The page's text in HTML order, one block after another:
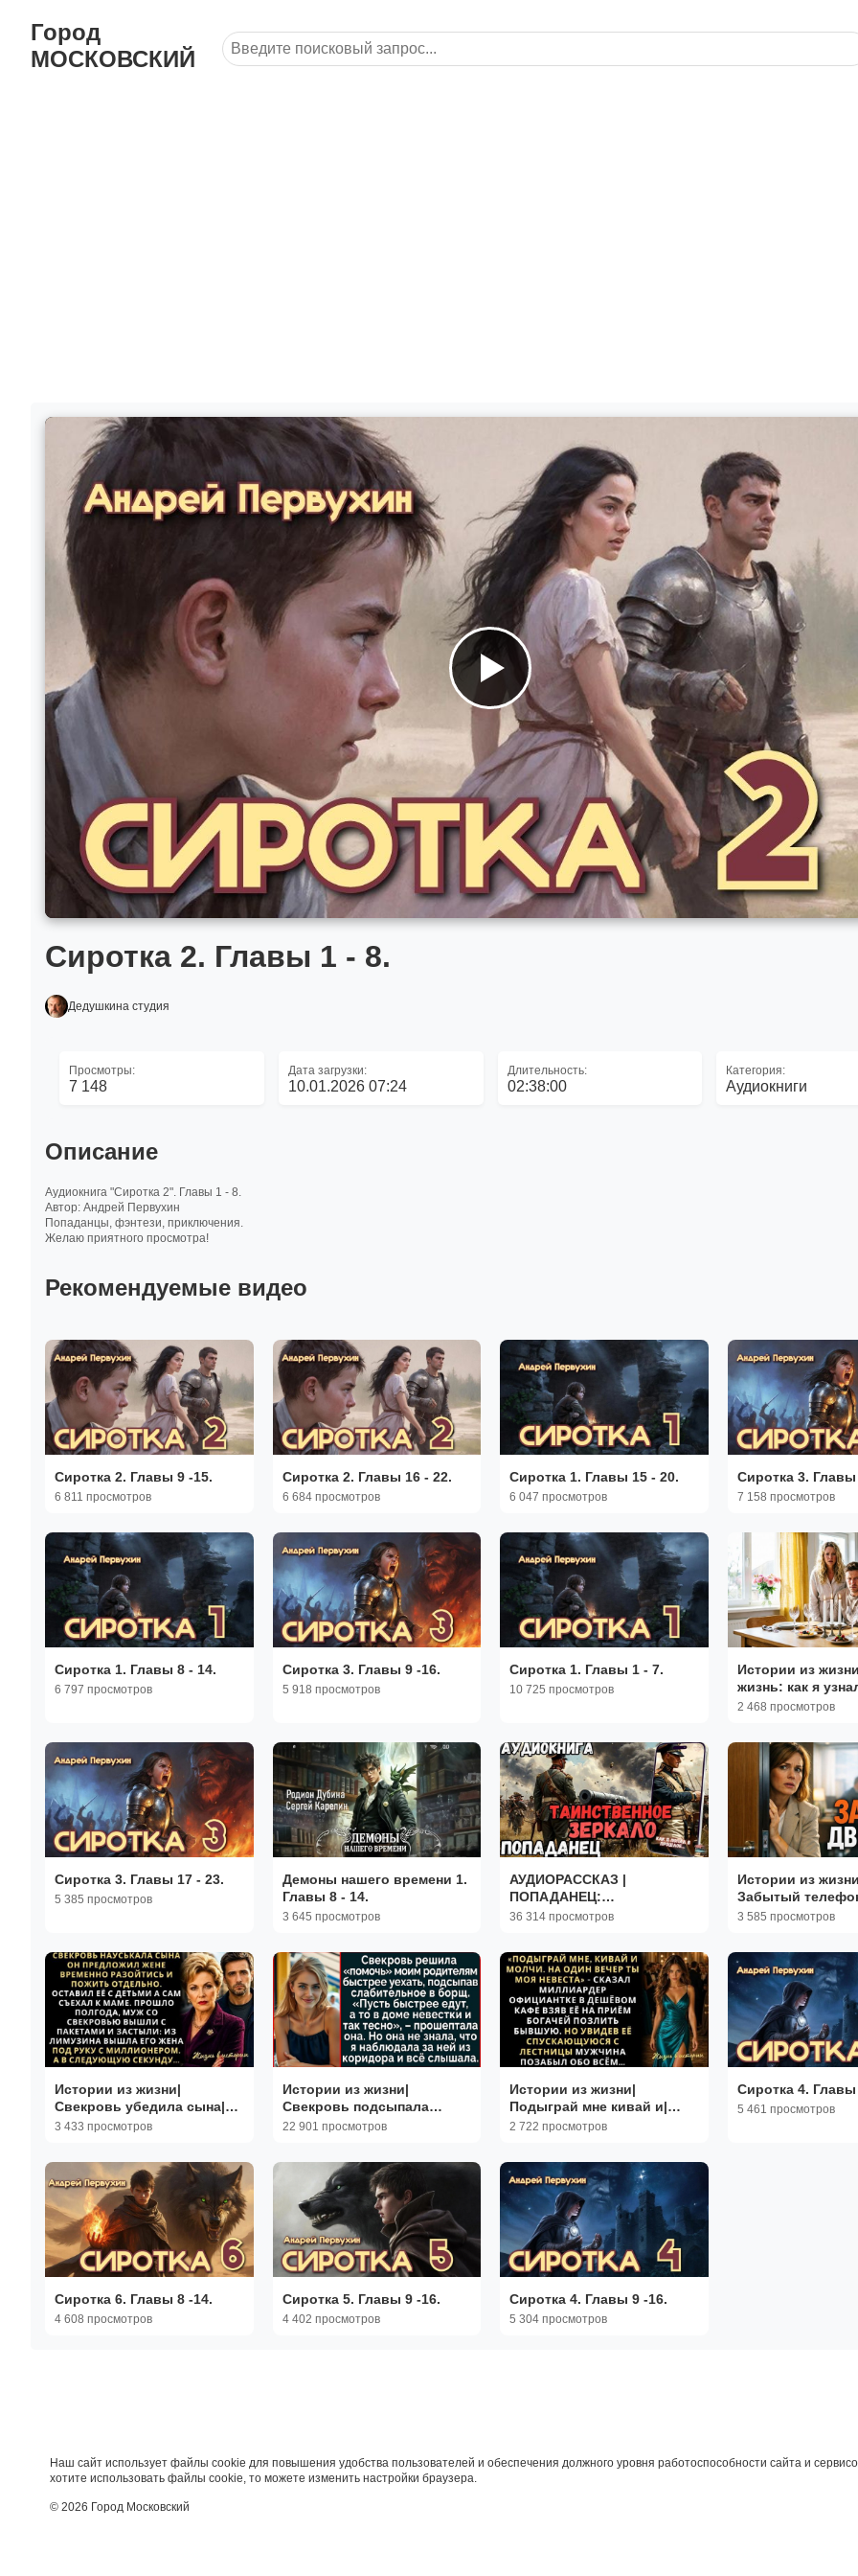
Город
МОСКОВСКИЙ
Сиротка 2. Главы 1 - 8.
Дедушкина студия
Просмотры:
7 148
Дата загрузки:
10.01.2026 07:24
Длительность:
02:38:00
Категория:
Аудиокниги
Описание
Аудиокнига "Сиротка 2". Главы 1 - 8.
Автор: Андрей Первухин
Попаданцы, фэнтези, приключения.
Желаю приятного просмотра!
Рекомендуемые видео
Сиротка 2. Главы 9 -15.
6 811 просмотров
Сиротка 2. Главы 16 - 22.
6 684 просмотров
Сиротка 1. Главы 15 - 20.
6 047 просмотров
Сиротка 3. Главы
7 158 просмотров
Сиротка 1. Главы 8 - 14.
6 797 просмотров
Сиротка 3. Главы 9 -16.
5 918 просмотров
Сиротка 1. Главы 1 - 7.
10 725 просмотров
Истории из
жизнь: как я
о муже |Аудио
2 468 просмотров
Сиротка 3. Главы 17 - 23.
5 385 просмотров
Демоны нашего времени 1.
Главы 8 - 14.
3 645 просмотров
АУДИОРАССКАЗ |
ПОПАДАНЕЦ:
ТАИНСТВЕННОЕ ЗЕРКАЛО
36 314 просмотров
Истории из
Забытый
заставил её
3 585 просмотров
Истории из жизни|
Свекровь убедила сына|
Аудио рассказы|
истории
3 433 просмотров
Истории из жизни|
Свекровь подсыпала
слабительное в борщ |
22 901 просмотров
Истории из жизни|
Подыграй мне кивай и|
Аудио рассказы|
истории
2 722 просмотров
Сиротка 4. Главы
5 461 просмотров
Сиротка 6. Главы 8 -14.
4 608 просмотров
Сиротка 5. Главы 9 -16.
4 402 просмотров
Сиротка 4. Главы 9 -16.
5 304 просмотров
Наш сайт использует файлы cookie для повышения удобства пользователей и обеспечения должного уровня работоспособности сайта и
хотите использовать файлы cookie, то можете изменить настройки браузера.
© 2026 Город Московский